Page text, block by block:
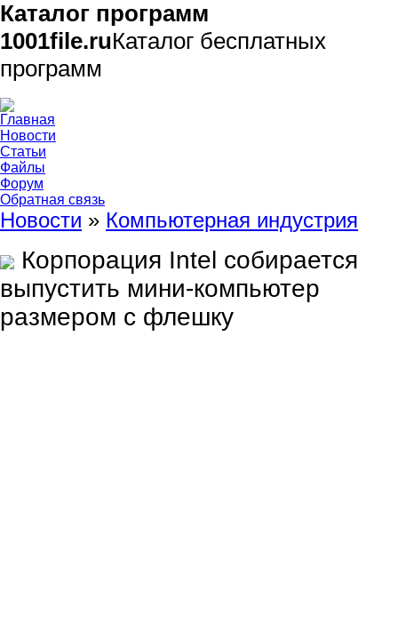
Каталог программ
1001file.ruКаталог бесплатных
программ
Главная
Новости
Статьи
Файлы
Форум
Обратная связь
Новости » Компьютерная индустрия
Корпорация Intel собирается
выпустить мини-компьютер
размером с флешку